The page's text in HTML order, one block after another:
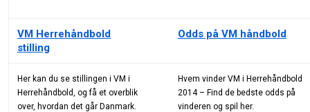
VM Herrehåndbold
stilling
Odds på VM håndbold
Her kan du se stillingen i VM i
Herrehåndbold, og få et overblik
over, hvordan det går Danmark.
Hvem vinder VM i Herrehåndbold
2014 – Find de bedste odds på
vinderen og spil her.